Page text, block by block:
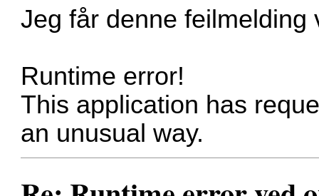
Jeg får denne feilmelding
Runtime error!
This application has
an unusual way.